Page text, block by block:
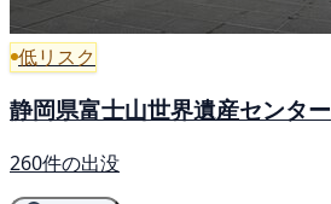
低リスク
静岡県富士山世界遺産センター
260件の出没